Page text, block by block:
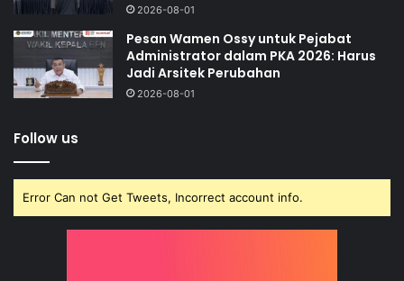
2026-08-01
Pesan Wamen Ossy untuk Pejabat
Administrator dalam PKA 2026: Harus
Jadi Arsitek Perubahan
2026-08-01
Follow us
Error Can not Get Tweets, Incorrect account info.